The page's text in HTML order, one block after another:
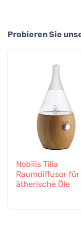
Probieren Sie
Nobilis Tilia
Raumdiffusor für
ätherische Öle